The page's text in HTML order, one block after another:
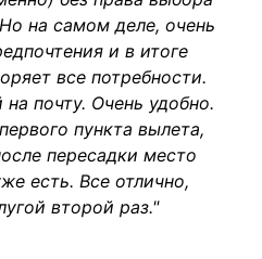
на самом деле, очень
и в итоге
все потребности.
почту. Очень удобно.
пункта вылета,
пересадки место
есть. Все отлично,
второй раз."